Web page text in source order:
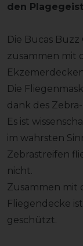
den
Die Bucas
zusammen mit
Die
dank des
Es ist
im wahrsten
Zebrastreifen
nicht.
Zusammen mit
Fliegendecke
geschützt.